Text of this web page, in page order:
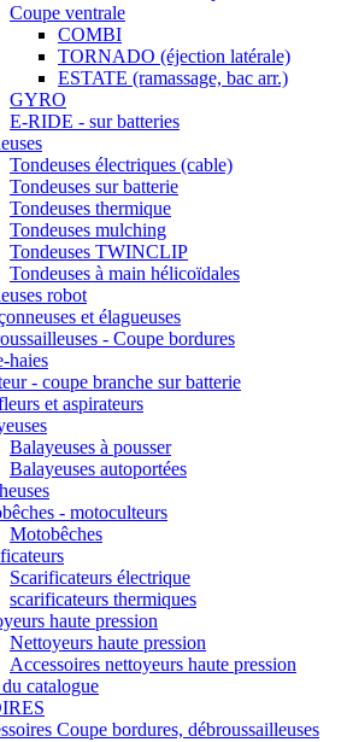
Coupe ventrale
COMBI
TORNADO (éjection latérale)
ESTATE (ramassage, bac arr.)
GYRO
E-RIDE - sur batteries
Tondeuses électriques (cable)
Tondeuses sur batterie
Tondeuses thermique
Tondeuses mulching
Tondeuses TWINCLIP
Tondeuses à main hélicoïdales
robot
et élagueuses
- Coupe bordures
haies
- coupe branche sur batterie
et aspirateurs
Balayeuses à pousser
Balayeuses autoportées
- motoculteurs
Motobêches
Scarificateurs électrique
scarificateurs thermiques
haute pression
Nettoyeurs haute pression
Accessoires nettoyeurs haute pression
catalogue
Coupe bordures, débroussailleuses